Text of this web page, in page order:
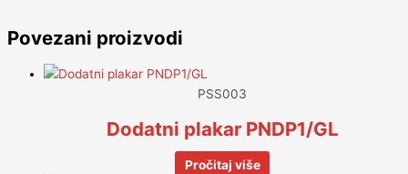
Povezani proizvodi
PSS003
Dodatni plakar PNDP1/GL
Pročitaj više